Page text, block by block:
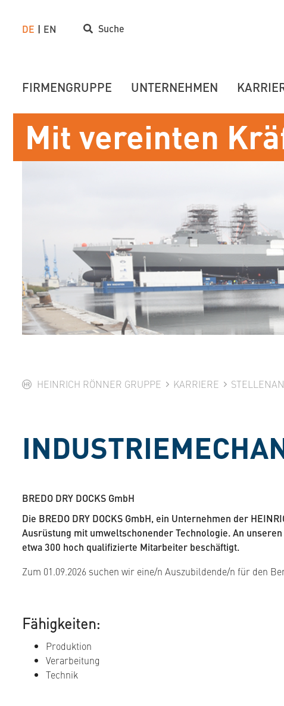
HEINRICH RÖNNER GRUPPE KARRIERE
BREDO DRY DOCKS GmbH
Die BREDO DRY DOCKS GmbH, ein Unternehmen der
Ausrüstung mit umweltschonender Technologie. An
etwa 300 hoch qualifizierte Mitarbeiter beschäftigt.
Zum 01.09.2026 suchen wir eine/n Auszubildende/n für den
Fähigkeiten:
Produktion
Verarbeitung
Technik
Mit vereinten
DE EN Suche
FIRMENGRUPPE UNTERNEHMEN